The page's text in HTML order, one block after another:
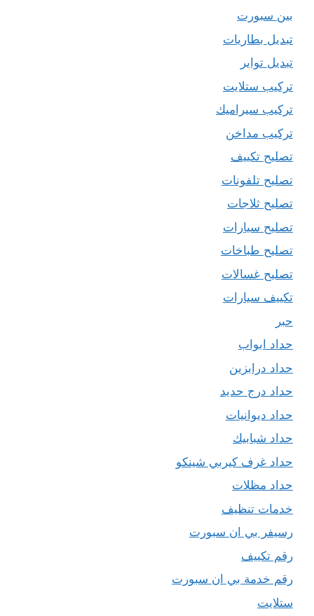
بين سبورت
تبديل بطاريات
تبديل تواير
تركيب ستلايت
تركيب سيراميك
تركيب مداخن
تصليح تكييف
تصليح تلفونات
تصليح ثلاجات
تصليح سيارات
تصليح طباخات
تصليح غسالات
تكييف سيارات
حبر
حداد ابواب
حداد درابزين
حداد درج حديد
حداد ديوانيات
حداد شبابيك
حداد غرف كيربي شينكو
حداد مظلات
خدمات تنظيف
رسيفر بي ان سبورت
رقم تكييف
رقم خدمة بي ان سبورت
ستلايت